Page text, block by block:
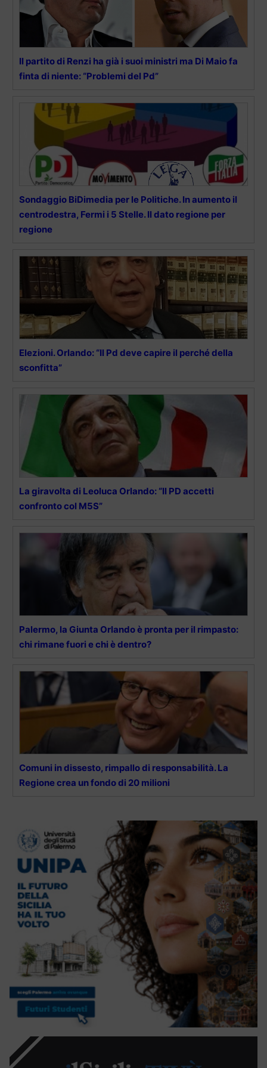
Il partito di Renzi ha già i suoi ministri ma Di Maio fa
finta di niente: “Problemi del Pd”
Sondaggio BiDimedia per le Politiche. In aumento il
centrodestra, Fermi i 5 Stelle. Il dato regione per
regione
Elezioni. Orlando: “Il Pd deve capire il perché della
sconfitta”
La giravolta di Leoluca Orlando: “Il PD accetti
confronto col M5S”
Palermo, la Giunta Orlando è pronta per il rimpasto:
chi rimane fuori e chi è dentro?
Comuni in dissesto, rimpallo di responsabilità. La
Regione crea un fondo di 20 milioni